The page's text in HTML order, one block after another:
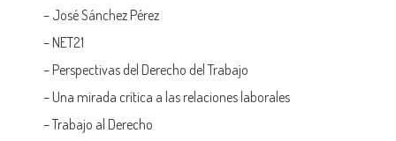
– José Sánchez Pérez
– NET21
– Perspectivas del Derecho del Trabajo
– Una mirada crítica a las relaciones laborales
–Trabajo al Derecho